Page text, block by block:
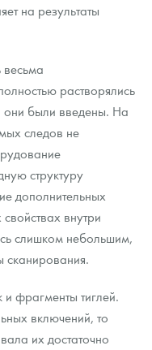
на результаты
весьма
растворялись
они были введены. На
следов не
структуру
дополнительных
внутри
слишком небольшим,
сканирования.
фрагменты тиглей.
включений, то
их достаточно